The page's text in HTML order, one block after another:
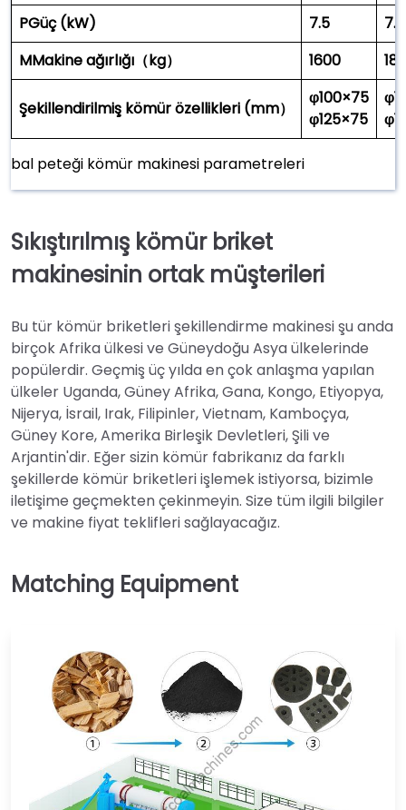
PGüç (kW) 7.5
7.5
MMakine ağırlığı （kg） 1600
Şekillendirilmiş kömür özellikleri (mm）
φ100×75
φ125×75
bal peteği kömür makinesi parametreleri
Sıkıştırılmış kömür briket
makinesinin ortak müşterileri
Bu tür kömür briketleri şekillendirme makinesi şu anda
birçok Afrika ülkesi ve Güneydoğu Asya ülkelerinde
popülerdir. Geçmiş üç yılda en çok anlaşma yapılan
ülkeler Uganda, Güney Afrika, Gana, Kongo, Etiyopya,
Nijerya, İsrail, Irak, Filipinler, Vietnam, Kamboçya,
Güney Kore, Amerika Birleşik Devletleri, Şili ve
Arjantin'dir. Eğer sizin kömür fabrikanız da farklı
şekillerde kömür briketleri işlemek istiyorsa, bizimle
iletişime geçmekten çekinmeyin. Size tüm ilgili bilgiler
ve makine fiyat teklifleri sağlayacağız.